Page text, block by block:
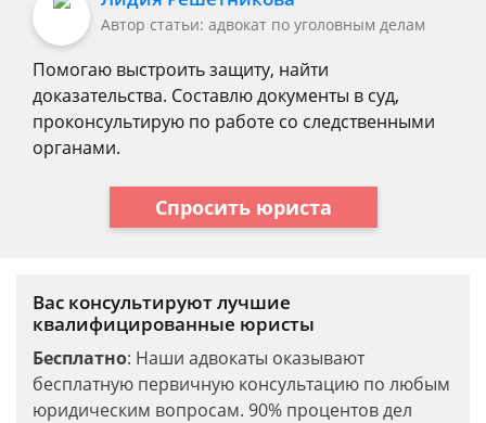
Автор статьи: адвокат по уголовным делам
Помогаю выстроить защиту, найти
доказательства. Составлю документы в суд,
проконсультирую по работе со следственными
органами.
Спросить юриста
Вас консультируют лучшие
квалифицированные юристы
Бесплатно: Наши адвокаты оказывают
бесплатную первичную консультацию по любым
юридическим вопросам. 90% процентов дел